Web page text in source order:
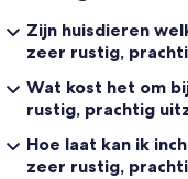
Zijn huisdieren
zeer rustig,
Wat kost het om
rustig, prachtig
Hoe laat kan ik
zeer rustig,